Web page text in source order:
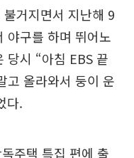
거지면서 지난해 9
야구를 하며 뛰어노
당시 “아침 EBS 끝
고 올라와서 둥이 운
다.
주택 특집 편에 출